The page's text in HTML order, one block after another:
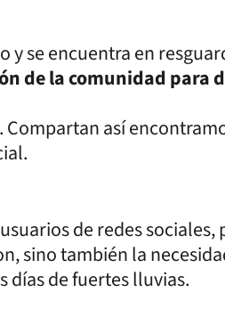
y se encuentra en
de la comunidad para
así
de redes sociales,
sino también la
días de fuertes lluvias.